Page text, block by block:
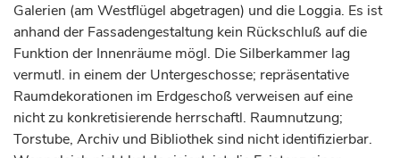
Galerien (am Westflügel abgetragen) und die Loggia. Es ist
anhand der Fassadengestaltung kein Rückschluß auf die
Funktion der Innenräume mögl. Die Silberkammer lag
vermutl. in einem der Untergeschosse; repräsentative
Raumdekorationen im Erdgeschoß verweisen auf eine
nicht zu konkretisierende herrschaftl. Raumnutzung;
Torstube, Archiv und Bibliothek sind nicht identifizierbar.